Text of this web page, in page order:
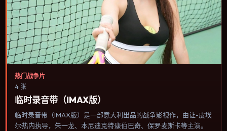
热门战争片
4 张
临时录音带（IMAX版）
临时录音带（IMAX版）是一部意大利出品的战争影视作，由让-皮埃
尔·热内执导，朱一龙、本尼迪克特·康伯巴奇、保罗·麦斯卡等主演。